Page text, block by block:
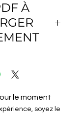
À
les leçons
et les
tunisien.
le moment
soyez le